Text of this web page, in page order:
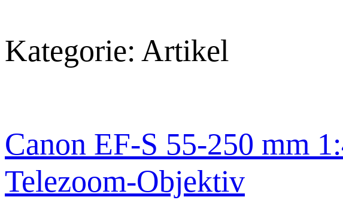
Kategorie: Artikel
Canon EF-S 55-250 mm
Telezoom-Objektiv